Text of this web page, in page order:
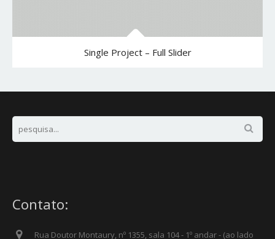
Single Project – Full Slider
Contato:
Rua Doutor Montaury, nº 1355, sala 104 - 1º andar - (ao lado